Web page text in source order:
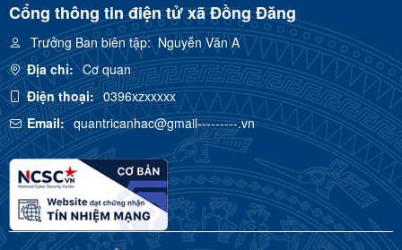
Cổng thông tin điện tử xã Đồng Đăng
Trưởng Ban biên tập:Nguyễn Văn A
Địa chỉ: Cơ quan
Điện thoại: 0396xzxxxxx
Email: quantricanhac@gmail---------.vn